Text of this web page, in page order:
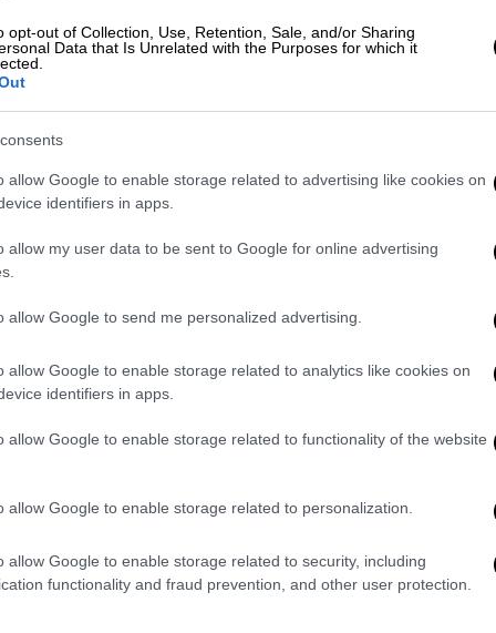
opt-out of Collection, Use, Retention, Sale, and/or Sharing
Data that Is Unrelated with the Purposes for which it
allow Google to enable storage related to advertising like cookies on
identifiers in apps.
allow my user data to be sent to Google for online advertising
allow Google to send me personalized advertising.
allow Google to enable storage related to analytics like cookies on
identifiers in apps.
allow Google to enable storage related to functionality of the website
allow Google to enable storage related to personalization.
allow Google to enable storage related to security, including
functionality and fraud prevention, and other user protection.
να μεταφέρουν χρήματα στην
για την ενίσχυση της οικονομίας ο κ.
με κορυφαίους τραπεζικούς
το μήνυμα ότι "οι υποχρεώσεις που
χρήματα στην πραγματική
πολύ στενά το ρυθμό των εκταμιεύσεων.
στην αγορά μεγάλη διαφορά στη
- 20 Μαΐου και μετά θα ξεκινήσει το
δανείου. Εκεί θα δούμε τι θα ζητήσουν
την πορεία της οικονομίας
Κομισιόν(9,7%) που αφορούν την ύφεση
κυβέρνησης (4,7%) ο υπουργός
οι προβλέψεις της Κομισιόν για την
και πριν ένα μήνα οι προβλέψεις
ήταν εντελώς διαφορετικές. Αυτό
αδύνατη οποιαδήποτε πρόβλεψη. Σήμερα
την πορεία της οικονομίας».